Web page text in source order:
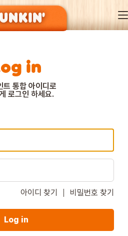
in
트 통합 아이디로
로그인 하세요.
아이디 찾기 비밀번호 찾기
Log in